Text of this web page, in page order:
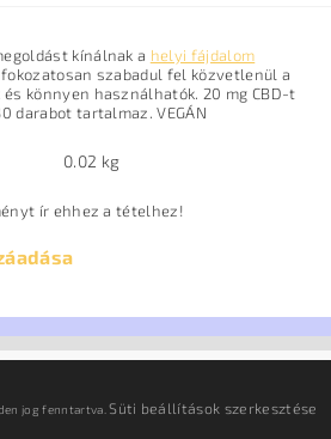
kínálnak a helyi fájdalom
szabadul fel közvetlenül a
könnyen használhatók. 20 mg CBD-t
darabot tartalmaz. VEGÁN
0.02 kg
ír ehhez a tételhez!
jog fenntartva.Süti beállítások szerkesztése